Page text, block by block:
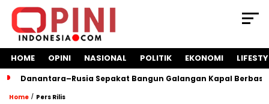
HOME OPINI NASIONAL POLITIK EKONOMI
Danantara–Rusia Sepakat Bangun Galangan Kapal
Home / Pers Rilis